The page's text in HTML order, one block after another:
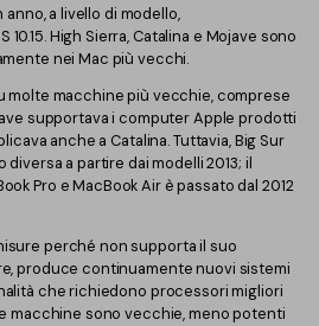
AI
AI
PDF
a livello di modello,
High Sierra, Catalina e Mojave sono
nei Mac più vecchi.
molte macchine più vecchie, comprese
supportava i computer Apple prodotti
anche a Catalina. Tuttavia, Big Sur
a partire dai modelli 2013; il
Pro e MacBook Air è passato dal 2012
perché non supporta il suo
produce continuamente nuovi sistemi
che richiedono processori migliori
macchine sono vecchie, meno potenti